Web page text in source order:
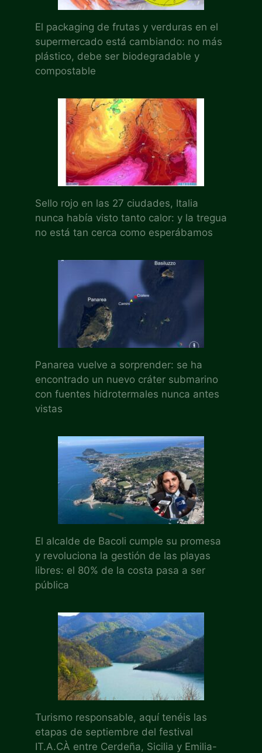
El packaging de frutas y verduras en el
supermercado está cambiando: no más
plástico, debe ser biodegradable y
compostable
Sello rojo en las 27 ciudades, Italia
nunca había visto tanto calor: y la tregua
no está tan cerca como esperábamos
Panarea vuelve a sorprender: se ha
encontrado un nuevo cráter submarino
con fuentes hidrotermales nunca antes
vistas
El alcalde de Bacoli cumple su promesa
y revoluciona la gestión de las playas
libres: el 80% de la costa pasa a ser
pública
Turismo responsable, aquí tenéis las
etapas de septiembre del festival
IT.A.CÀ entre Cerdeña, Sicilia y Emilia-